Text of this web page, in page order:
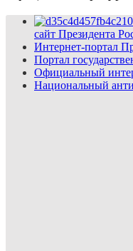
сайт Президента
Интернет-портал
Портал
Официальный
Национальный